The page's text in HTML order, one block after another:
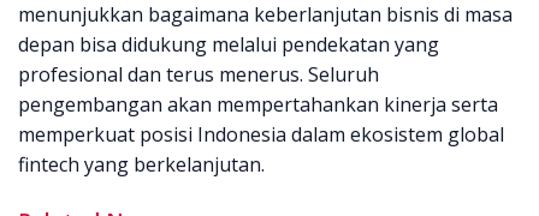
menunjukkan bagaimana keberlanjutan bisnis di masa
depan bisa didukung melalui pendekatan yang
profesional dan terus menerus. Seluruh
pengembangan akan mempertahankan kinerja serta
memperkuat posisi Indonesia dalam ekosistem global
fintech yang berkelanjutan.